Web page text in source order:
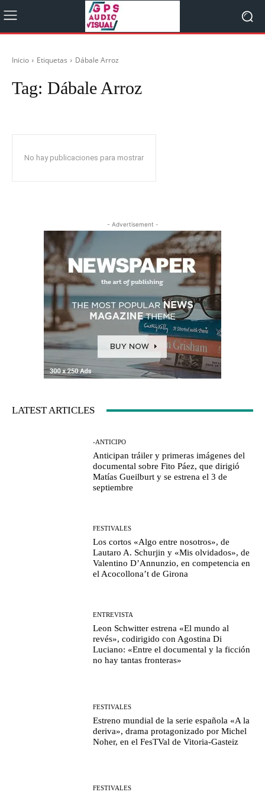
Inicio Etiquetas Dábale Arroz
Tag: Dábale Arroz
No hay publicaciones para mostrar
- Advertisement -
LATEST ARTICLES
-ANTICIPO
Anticipan tráiler y primeras imágenes del
documental sobre Fito Páez, que dirigió
Matías Gueilburt y se estrena el 3 de
septiembre
FESTIVALES
Los cortos «Algo entre nosotros», de
Lautaro A. Schurjin y «Mis olvidados», de
Valentino D’Annunzio, en competencia en
el Acocollona’t de Girona
ENTREVISTA
Leon Schwitter estrena «El mundo al
revés», codirigido con Agostina Di
Luciano: «Entre el documental y la ficción
no hay tantas fronteras»
FESTIVALES
Estreno mundial de la serie española «A la
deriva», drama protagonizado por Michel
Noher, en el FesTVal de Vitoria-Gasteiz
FESTIVALES